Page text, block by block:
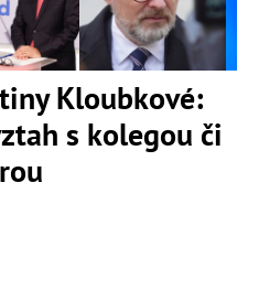
Kloubkové:
s kolegou či